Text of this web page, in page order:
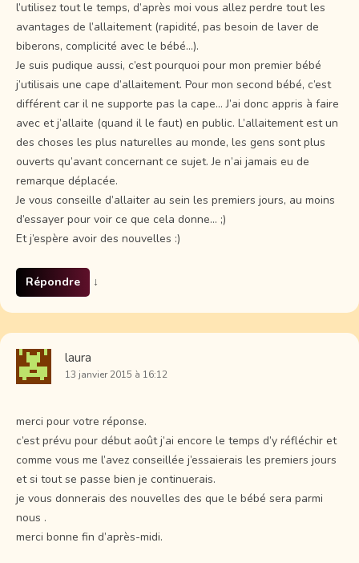
l’utilisez tout le temps, d’après moi vous allez perdre tout les
avantages de l’allaitement (rapidité, pas besoin de laver de
biberons, complicité avec le bébé…).
Je suis pudique aussi, c’est pourquoi pour mon premier bébé
j’utilisais une cape d’allaitement. Pour mon second bébé, c’est
différent car il ne supporte pas la cape… J’ai donc appris à faire
avec et j’allaite (quand il le faut) en public. L’allaitement est un
des choses les plus naturelles au monde, les gens sont plus
ouverts qu’avant concernant ce sujet. Je n’ai jamais eu de
remarque déplacée.
Je vous conseille d’allaiter au sein les premiers jours, au moins
d’essayer pour voir ce que cela donne… ;)
Et j’espère avoir des nouvelles :)
Répondre ↓
laura
13 janvier 2015 à 16:12
merci pour votre réponse.
c’est prévu pour début août j’ai encore le temps d’y réfléchir et
comme vous me l’avez conseillée j’essaierais les premiers jours
et si tout se passe bien je continuerais.
je vous donnerais des nouvelles des que le bébé sera parmi
nous .
merci bonne fin d’après-midi.